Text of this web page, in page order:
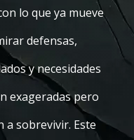
lo que ya mueve
defensas,
y necesidades
exageradas pero
a sobrevivir. Este